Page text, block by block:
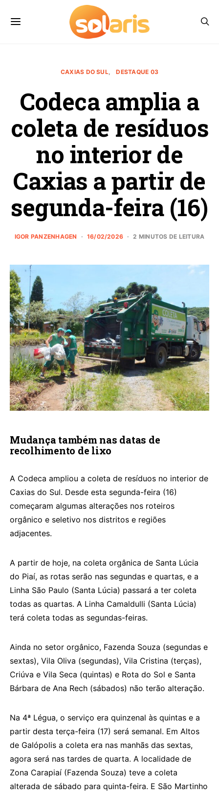
CAXIAS DO SUL DESTAQUE 03
Codeca amplia a
coleta de resíduos
no interior de
Caxias a partir de
segunda-feira (16)
IGOR PANZENHAGEN 16/02/2026 2 MINUTOS DE LEITURA
Mudança também nas datas de
recolhimento de lixo
A Codeca ampliou a coleta de resíduos no interior de
Caxias do Sul. Desde esta segunda-feira (16)
começaram algumas alterações nos roteiros
orgânico e seletivo nos distritos e regiões
adjacentes.
A partir de hoje, na coleta orgânica de Santa Lúcia
do Piaí, as rotas serão nas segundas e quartas, e a
Linha São Paulo (Santa Lúcia) passará a ter coleta
todas as quartas. A Linha Camaldulli (Santa Lúcia)
terá coleta todas as segundas-feiras.
Ainda no setor orgânico, Fazenda Souza (segundas e
sextas), Vila Oliva (segundas), Vila Cristina (terças),
Criúva e Vila Seca (quintas) e Rota do Sol e Santa
Bárbara de Ana Rech (sábados) não terão alteração.
Na 4ª Légua, o serviço era quinzenal às quintas e a
partir desta terça-feira (17) será semanal. Em Altos
de Galópolis a coleta era nas manhãs das sextas,
agora será nas tardes de quarta. A localidade de
Zona Carapiaí (Fazenda Souza) teve a coleta
alterada de sábado para quinta-feira. E São Martinho